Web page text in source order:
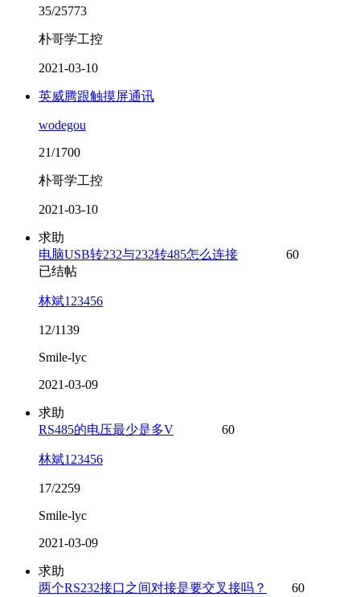
35/25773
朴哥学工控
2021-03-10
英威腾跟触摸屏通讯
wodegou
21/1700
朴哥学工控
2021-03-10
求助
电脑USB转232与232转485怎么连接
60
已结帖
林斌123456
12/1139
Smile-lyc
2021-03-09
求助
RS485的电压最少是多V
60
林斌123456
17/2259
Smile-lyc
2021-03-09
求助
两个RS232接口之间对接是要交叉接吗？
60